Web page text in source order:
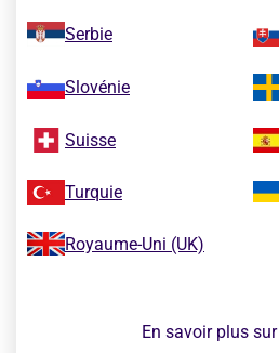
Serbie
Slovénie
Suisse
Turquie
Royaume-Uni (UK)
En savoir plus sur